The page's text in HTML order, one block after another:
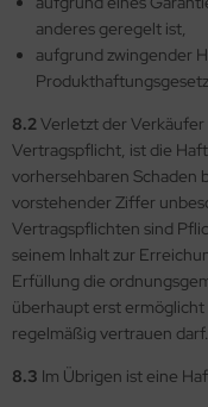
anderes geregelt ist,
aufgrund zwingender
8.2Verletzt der
Vertragspflicht, ist die
vorhersehbaren Schaden
vorstehender Ziffer
Vertragspflichten sind
seinem Inhalt zur
Erfüllung die
überhaupt erst
regelmäßig vertrauen darf.
8.3 Im Übrigen ist eine